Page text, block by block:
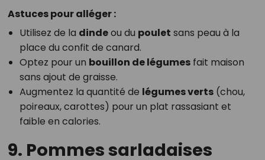
Astuces pour alléger :
Utilisez de la dindeou du poulet sans peau à la
place du confit de canard.
Optez pour un bouillon de légumesfait maison
sans ajout de graisse.
Augmentez la quantité de légumes verts(chou,
poireaux, carottes) pour un plat rassasiant et
faible en calories.
9. Pommes sarladaises